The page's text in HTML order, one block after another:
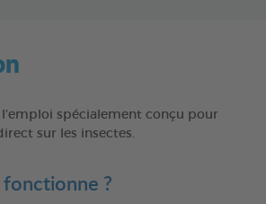
spécialement conçu pour
sur les insectes.
?